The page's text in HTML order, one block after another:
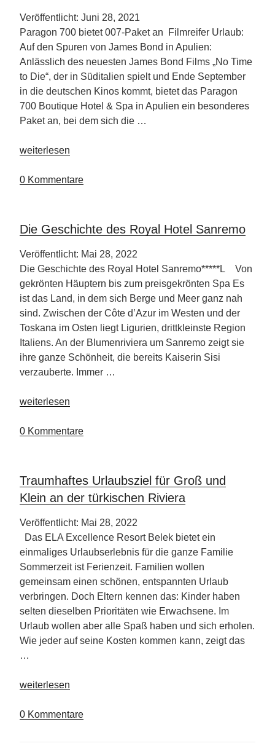
Veröffentlicht: Juni 28, 2021
Paragon 700 bietet 007-Paket an Filmreifer Urlaub:
Auf den Spuren von James Bond in Apulien:
Anlässlich des neuesten James Bond Films „No Time
to Die“, der in Süditalien spielt und Ende September
in die deutschen Kinos kommt, bietet das Paragon
700 Boutique Hotel & Spa in Apulien ein besonderes
Paket an, bei dem sich die …
„James
in
weiterlesen
0 Kommentare
Die Geschichte des Royal Hotel Sanremo
Veröffentlicht: Mai 28, 2022
Die Geschichte des Royal Hotel Sanremo*****L Von
gekrönten Häuptern bis zum preisgekrönten Spa Es
ist das Land, in dem sich Berge und Meer ganz nah
sind. Zwischen der Côte d’Azur im Westen und der
Toskana im Osten liegt Ligurien, drittkleinste Region
Italiens. An der Blumenriviera um Sanremo zeigt sie
ihre ganze Schönheit, die bereits Kaiserin Sisi
verzauberte. Immer …
„Die
des
Sanremo“
weiterlesen
0 Kommentare
Traumhaftes Urlaubsziel für Groß und
Klein an der türkischen Riviera
Veröffentlicht: Mai 28, 2022
Das ELA Excellence Resort Belek bietet ein
einmaliges Urlaubserlebnis für die ganze Familie
Sommerzeit ist Ferienzeit. Familien wollen
gemeinsam einen schönen, entspannten Urlaub
verbringen. Doch Eltern kennen das: Kinder haben
selten dieselben Prioritäten wie Erwachsene. Im
Urlaub wollen aber alle Spaß haben und sich erholen.
Wie jeder auf seine Kosten kommen kann, zeigt das
…
„Traumhaftes
für
weiterlesen
0 Kommentare